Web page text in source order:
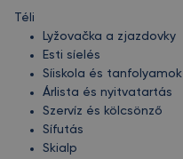
Téli
Lyžovačka a zjazdovky
Esti síelés
Síiskola és tanfolyamok
Árlista és nyitvatartás
Szervíz és kölcsönző
Sífutás
Skialp